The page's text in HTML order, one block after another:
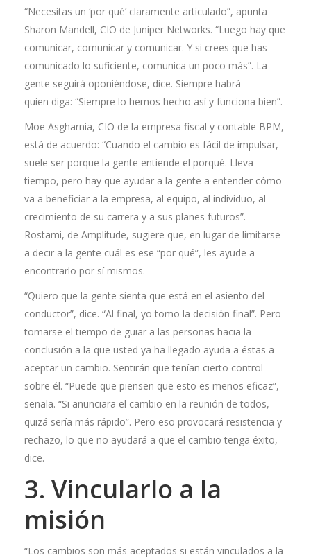
“Necesitas un ‘por qué’ claramente articulado”, apunta
Sharon Mandell, CIO de Juniper Networks. “Luego hay que
comunicar, comunicar y comunicar. Y si crees que has
comunicado lo suficiente, comunica un poco más”. La
gente seguirá oponiéndose, dice. Siempre habrá
quien diga: “Siempre lo hemos hecho así y funciona bien”.
Moe Asgharnia, CIO de la empresa fiscal y contable BPM,
está de acuerdo: “Cuando el cambio es fácil de impulsar,
suele ser porque la gente entiende el porqué. Lleva
tiempo, pero hay que ayudar a la gente a entender cómo
va a beneficiar a la empresa, al equipo, al individuo, al
crecimiento de su carrera y a sus planes futuros”.
Rostami, de Amplitude, sugiere que, en lugar de limitarse
a decir a la gente cuál es ese “por qué”, les ayude a
encontrarlo por sí mismos.
“Quiero que la gente sienta que está en el asiento del
conductor”, dice. “Al final, yo tomo la decisión final”. Pero
tomarse el tiempo de guiar a las personas hacia la
conclusión a la que usted ya ha llegado ayuda a éstas a
aceptar un cambio. Sentirán que tenían cierto control
sobre él. “Puede que piensen que esto es menos eficaz”,
señala. “Si anunciara el cambio en la reunión de todos,
quizá sería más rápido”. Pero eso provocará resistencia y
rechazo, lo que no ayudará a que el cambio tenga éxito,
dice.
3. Vincularlo a la
misión
“Los cambios son más aceptados si están vinculados a la